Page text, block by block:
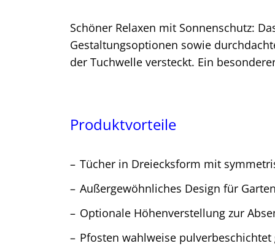
Schöner Relaxen mit Sonnenschutz:
Gestaltungsoptionen sowie
der Tuchwelle versteckt. Ein
Produktvorteile
Tücher in Dreiecksform mit
Außergewöhnliches Design für
Optionale Höhenverstellung zur
Pfosten wahlweise